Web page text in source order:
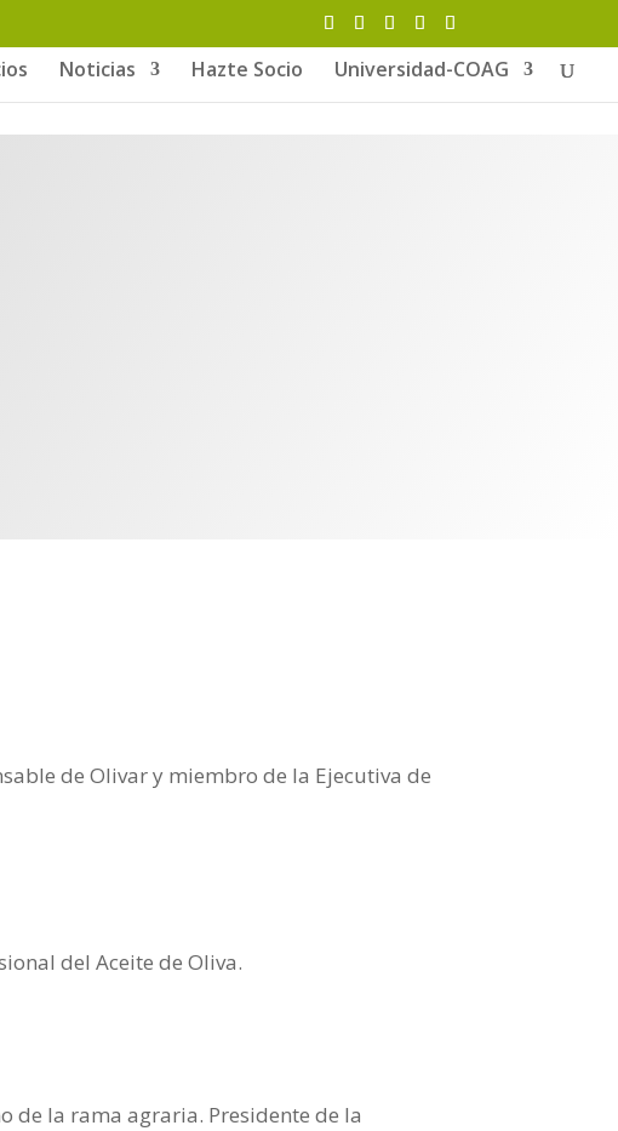
Noticias Hazte Socio Universidad-COAG
de Olivar y miembro de la Ejecutiva de
del Aceite de Oliva.
de la rama agraria. Presidente de la